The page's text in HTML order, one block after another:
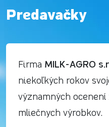
Predavačky
Firma MILK-AGRO
niekoľkých rokov
významných
mliečnych výrobkov.